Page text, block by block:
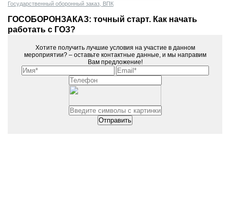
Государственный оборонный заказ, ВПК
ГОСОБОРОНЗАКАЗ: точный старт. Как начать
работать с ГОЗ?
Хотите получить лучшие условия на участие в данном
мероприятии? – оставьте контактные данные, и мы направим
Вам предложение!